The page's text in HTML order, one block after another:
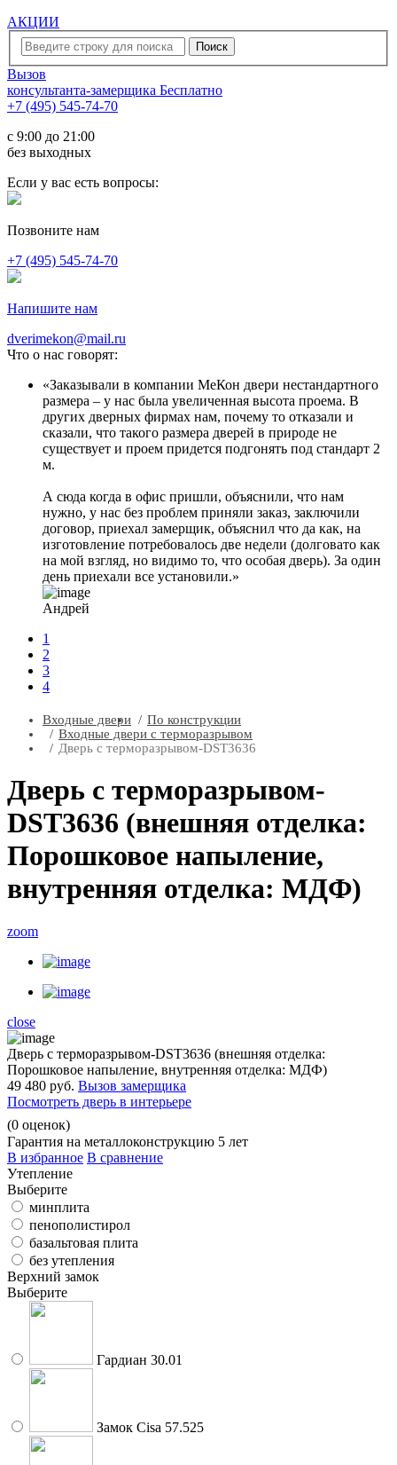
АКЦИИ
Вызов
консультанта-замерщика Бесплатно
+7 (495) 545-74-70
c 9:00 до 21:00
без выходных
Если у вас есть вопросы:
Позвоните нам
+7 (495) 545-74-70
Напишите нам
dverimekon@mail.ru
Что о нас говорят:
Заказывали в компании МеКон двери нестандартного
размера – у нас была увеличенная высота проема. В
других дверных фирмах нам, почему то отказали и
сказали, что такого размера дверей в природе не
существует и проем придется подгонять под стандарт 2
м.
А сюда когда в офис пришли, объяснили, что нам
нужно, у нас без проблем приняли заказ, заключили
договор, приехал замерщик, объяснил что да как, на
изготовление потребовалось две недели (долговато как
на мой взгляд, но видимо то, что особая дверь). За один
день приехали все установили.
Андрей
1
2
3
4
Входные двери
По конструкции
Входные двери с терморазрывом
Дверь с терморазрывом-DST3636
Дверь с терморазрывом-
DST3636 (внешняя отделка:
Порошковое напыление,
внутренняя отделка: МДФ)
zoom
close
Дверь с терморазрывом-DST3636 (внешняя отделка:
Порошковое напыление, внутренняя отделка: МДФ)
49 480 руб. Вызов замерщика
Посмотреть дверь в интерьере
(0 оценок)
Гарантия на металлоконструкцию 5 лет
В избранное В сравнение
Утепление
Выберите
минплита
пенополистирол
базальтовая плита
без утепления
Верхний замок
Выберите
Гардиан 30.01
Замок Cisa 57.525